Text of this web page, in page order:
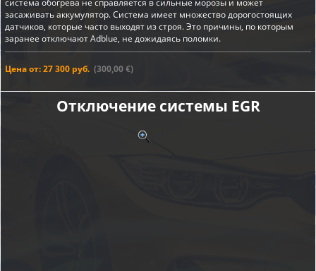
система обогрева не справляется в сильные морозы и может
засаживать аккумулятор. Система имеет множество дорогостоящих
датчиков, которые часто выходят из строя. Это причины, по которым
заранее отключают Adblue, не дожидаясь поломки.
Цена от: 27 300 руб. (300,00 €)
Отключение системы EGR